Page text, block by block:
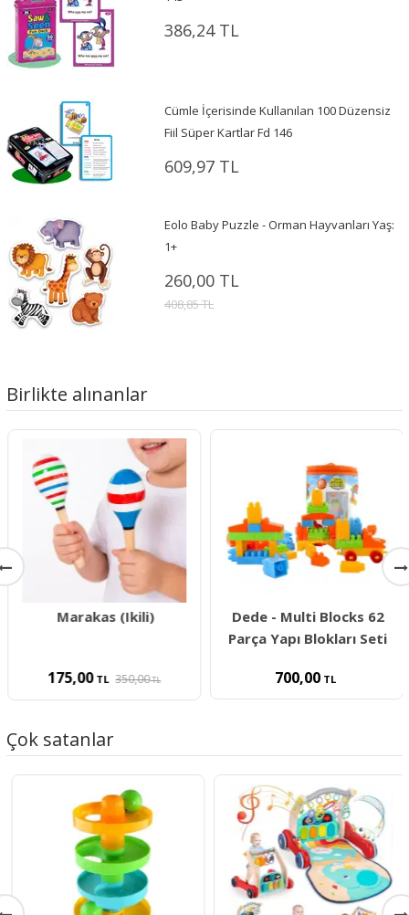
386,24 TL
Cümle İçerisinde Kullanılan 100 Düzensiz
Fiil Süper Kartlar Fd 146
609,97 TL
Eolo Baby Puzzle - Orman Hayvanları Yaş:
1+
260,00 TL
408,85 TL
Birlikte alınanlar
Marakas (Ikili)
175,00TL 350,00TL
Dede - Multi Blocks 62
Parça Yapı Blokları Seti
700,00TL
Çok satanlar